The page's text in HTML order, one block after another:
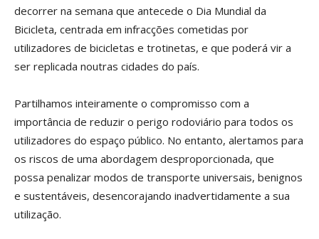
decorrer na semana que antecede o Dia Mundial da
Bicicleta, centrada em infracções cometidas por
utilizadores de bicicletas e trotinetas, e que poderá vir a
ser replicada noutras cidades do país.
Partilhamos inteiramente o compromisso com a
importância de reduzir o perigo rodoviário para todos os
utilizadores do espaço público. No entanto, alertamos para
os riscos de uma abordagem desproporcionada, que
possa penalizar modos de transporte universais, benignos
e sustentáveis, desencorajando inadvertidamente a sua
utilização.